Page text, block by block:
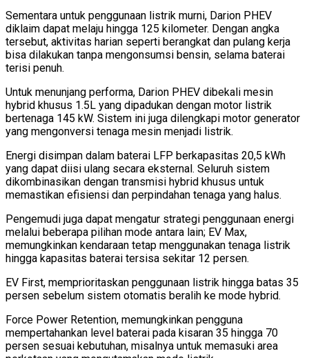
Sementara untuk penggunaan listrik murni, Darion PHEV
diklaim dapat melaju hingga 125 kilometer. Dengan angka
tersebut, aktivitas harian seperti berangkat dan pulang kerja
bisa dilakukan tanpa mengonsumsi bensin, selama baterai
terisi penuh.
Untuk menunjang performa, Darion PHEV dibekali mesin
hybrid khusus 1.5L yang dipadukan dengan motor listrik
bertenaga 145 kW. Sistem ini juga dilengkapi motor generator
yang mengonversi tenaga mesin menjadi listrik.
Energi disimpan dalam baterai LFP berkapasitas 20,5 kWh
yang dapat diisi ulang secara eksternal. Seluruh sistem
dikombinasikan dengan transmisi hybrid khusus untuk
memastikan efisiensi dan perpindahan tenaga yang halus.
Pengemudi juga dapat mengatur strategi penggunaan energi
melalui beberapa pilihan mode antara lain; EV Max,
memungkinkan kendaraan tetap menggunakan tenaga listrik
hingga kapasitas baterai tersisa sekitar 12 persen.
EV First, memprioritaskan penggunaan listrik hingga batas 35
persen sebelum sistem otomatis beralih ke mode hybrid.
Force Power Retention, memungkinkan pengguna
mempertahankan level baterai pada kisaran 35 hingga 70
persen sesuai kebutuhan, misalnya untuk memasuki area